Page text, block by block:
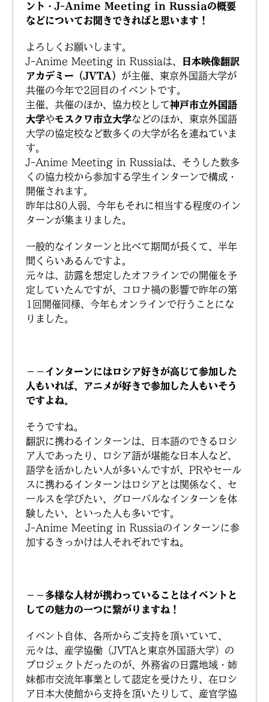
ント・J-Anime Meeting in Russiaの概要
などについてお聞きできればと思います！
よろしくお願いします。
J-Anime Meeting in Russiaは、
日本映像翻訳
アカデミー（JVTA） が主催、東京外国語大学が
共催の今年で2回目のイベントです。
主催、共催のほか、協力校として神戸市立外国語
大学やモスクワ市立大学などのほか、東京外国語
大学の協定校など数多くの大学が名を連ねていま
す。
J-Anime Meeting in Russiaは、そうした数多
くの協力校から参加する学生インターンで構成・
開催されます。
昨年は80人弱、今年もそれに相当する程度のイン
ターンが集まりました。
一般的なインターンと比べて期間が長くて、半年
間くらいあるんですよ。
元々は、訪露を想定したオフラインでの開催を予
定していたんですが、コロナ禍の影響で昨年の第
1回開催同様、今年もオンラインで行うことにな
りました。
－－インターンにはロシア好きが高じて参加した
人もいれば、アニメが好きで参加した人もいそう
ですよね。
そうですね。
翻訳に携わるインターンは、日本語のできるロシ
ア人であったり、ロシア語が堪能な日本人など、
語学を活かしたい人が多いんですが、PRやセール
スに携わるインターンはロシアとは関係なく、セ
ールスを学びたい、グローバルなインターンを体
験したい、といった人も多いです。
J-Anime Meeting in Russiaのインターンに参
加するきっかけは人それぞれですね。
－－多様な人材が携わっていることはイベントと
しての魅力の一つに繋がりますね！
イベント自体、各所からご支持を頂いていて、
元々は、産学協働（JVTAと東京外国語大学）の
プロジェクトだったのが、外務省の日露地域・姉
妹都市交流年事業として認定を受けたり、在ロシ
ア日本大使館から支持を頂いたりして、産官学協